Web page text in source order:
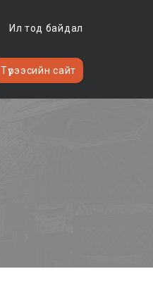
Ил тод байдал
Түрээсийн сайт